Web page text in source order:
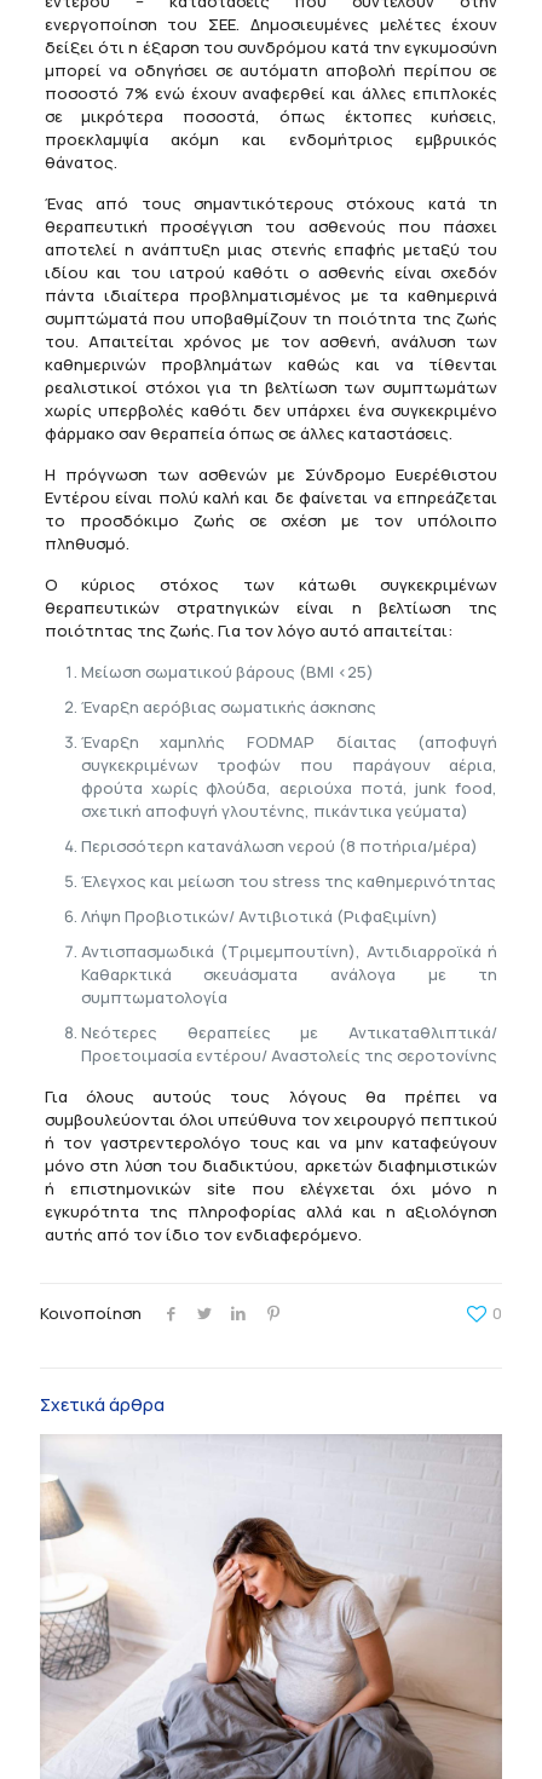
ενεργοποίηση του ΣΕΕ. Δημοσιευμένες μελέτες έχουν
δείξει ότι η έξαρση του συνδρόμου κατά την εγκυμοσύνη
μπορεί να οδηγήσει σε αυτόματη αποβολή περίπου σε
ποσοστό 7% ενώ έχουν αναφερθεί και άλλες επιπλοκές
σε μικρότερα ποσοστά, όπως έκτοπες κυήσεις,
προεκλαμψία ακόμη και ενδομήτριος εμβρυικός
θάνατος.
Ένας από τους σημαντικότερους στόχους κατά τη
θεραπευτική προσέγγιση του ασθενούς που πάσχει
αποτελεί η ανάπτυξη μιας στενής επαφής μεταξύ του
ιδίου και του ιατρού καθότι ο ασθενής είναι σχεδόν
πάντα ιδιαίτερα προβληματισμένος με τα καθημερινά
συμπτώματά που υποβαθμίζουν τη ποιότητα της ζωής
του. Απαιτείται χρόνος με τον ασθενή, ανάλυση των
καθημερινών προβλημάτων καθώς και να τίθενται
ρεαλιστικοί στόχοι για τη βελτίωση των συμπτωμάτων
χωρίς υπερβολές καθότι δεν υπάρχει ένα συγκεκριμένο
φάρμακο σαν θεραπεία όπως σε άλλες καταστάσεις.
Η πρόγνωση των ασθενών με Σύνδρομο Ευερέθιστου
Εντέρου είναι πολύ καλή και δε φαίνεται να επηρεάζεται
το προσδόκιμο ζωής σε σχέση με τον υπόλοιπο
πληθυσμό.
Ο κύριος στόχος των κάτωθι συγκεκριμένων
θεραπευτικών στρατηγικών είναι η βελτίωση της
ποιότητας της ζωής. Για τον λόγο αυτό απαιτείται:
Μείωση σωματικού βάρους (BMI <25)
Έναρξη αερόβιας σωματικής άσκησης
Έναρξη χαμηλής FODMAP δίαιτας (αποφυγή
συγκεκριμένων τροφών που παράγουν αέρια,
φρούτα χωρίς φλούδα, αεριούχα ποτά, junk food,
σχετική αποφυγή γλουτένης, πικάντικα γεύματα)
Περισσότερη κατανάλωση νερού (8 ποτήρια/μέρα)
Έλεγχος και μείωση του stress της καθημερινότητας
Λήψη Προβιοτικών/ Αντιβιοτικά (Ριφαξιμίνη)
Αντισπασμωδικά (Τριμεμπουτίνη), Αντιδιαρροϊκά ή
Καθαρκτικά σκευάσματα ανάλογα με τη
συμπτωματολογία
Νεότερες θεραπείες με Αντικαταθλιπτικά/
Προετοιμασία εντέρου/ Αναστολείς της σεροτονίνης
Για όλους αυτούς τους λόγους θα πρέπει να
συμβουλεύονται όλοι υπεύθυνα τον χειρουργό πεπτικού
ή τον γαστρεντερολόγο τους και να μην καταφεύγουν
μόνο στη λύση του διαδικτύου, αρκετών διαφημιστικών
ή επιστημονικών site που ελέγχεται όχι μόνο η
εγκυρότητα της πληροφορίας αλλά και η αξιολόγηση
αυτής από τον ίδιο τον ενδιαφερόμενο.
Κοινοποίηση 0
Σχετικά άρθρα